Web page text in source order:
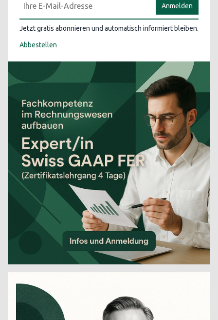
Anmelden
Jetzt gratis abonnieren und automatisch informiert bleiben.
Abbestellen